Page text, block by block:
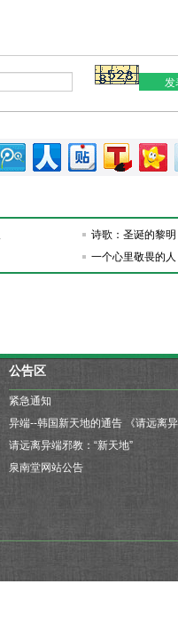
诗歌：圣诞的黎
一个心里敬畏的
公告区
紧急通知
请远离异端邪教：“新天地”
泉南堂网站公告